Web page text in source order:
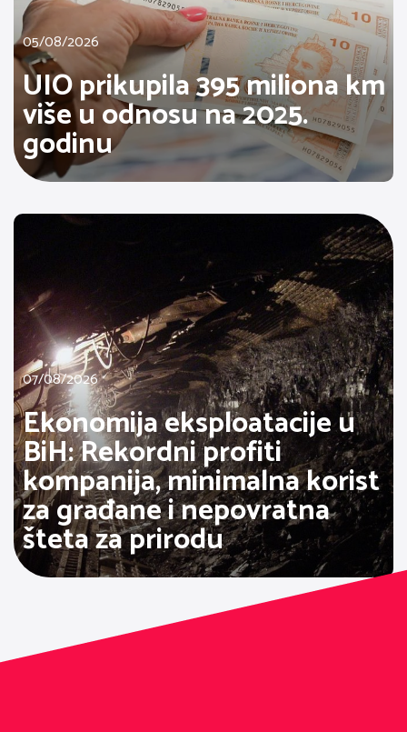
05/08/2026
UIO prikupila 395 miliona km
više u odnosu na 2025.
godinu
07/08/2026
Ekonomija eksploatacije u
BiH: Rekordni profiti
kompanija, minimalna korist
za građane i nepovratna
šteta za prirodu